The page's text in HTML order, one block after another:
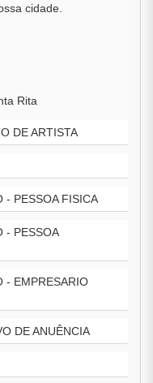
cidade.
Rita
DE ARTISTA
- PESSOA FISICA
- PESSOA
- EMPRESARIO
DE ANUÊNCIA